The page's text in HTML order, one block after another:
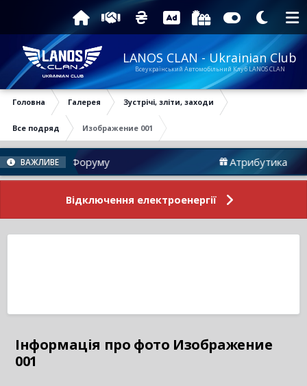
LANOS CLAN - Ukrainian Club
Всеукраїнський Автомобільний Клуб LANOS CLAN
Головна Галерея Зустрічі, зліти, заходи
Все подряд Изображение 001
ВАЖЛИВЕ
Новини Форуму Атрибутика
Відключення електроенергії
Інформація про фото Изображение
001